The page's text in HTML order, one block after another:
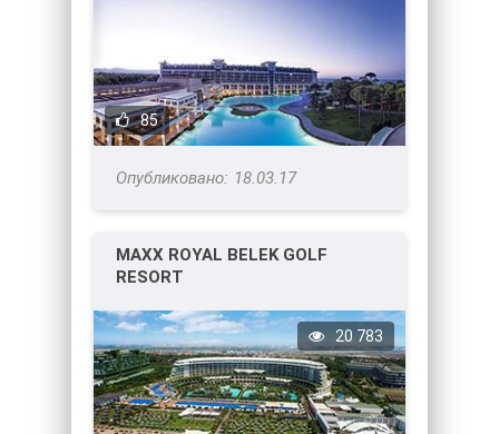
85
18.03.17
MAXX ROYAL BELEK GOLF
RESORT
20 783